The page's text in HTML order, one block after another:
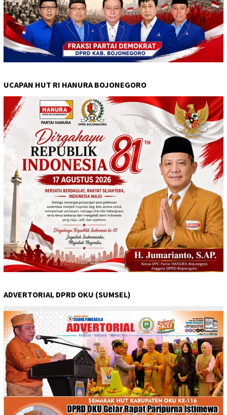
UCAPAN HUT RI HANURA BOJONEGORO
ADVERTORIAL DPRD OKU (SUMSEL)